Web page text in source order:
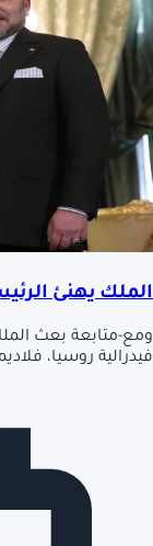
الملك يهنئ
ومع-متابعة بعث
فيدرالية روسيا،